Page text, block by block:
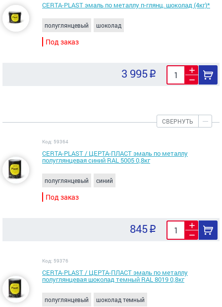
CERTA-PLAST эмаль по металлу п-глянц. шоколад (4кг)*
полуглянцевый шоколад
Под заказ
3 995
СВЕРНУТЬ
Код: 59364
CERTA-PLAST / ЦЕРТА-ПЛАСТ эмаль по металлу
полуглянцевая синий RAL 5005 0,8кг
полуглянцевый синий
Под заказ
845
Код: 59376
CERTA-PLAST / ЦЕРТА-ПЛАСТ эмаль по металлу
полуглянцевая шоколад темный RAL 8019 0,8кг
полуглянцевый шоколад темный